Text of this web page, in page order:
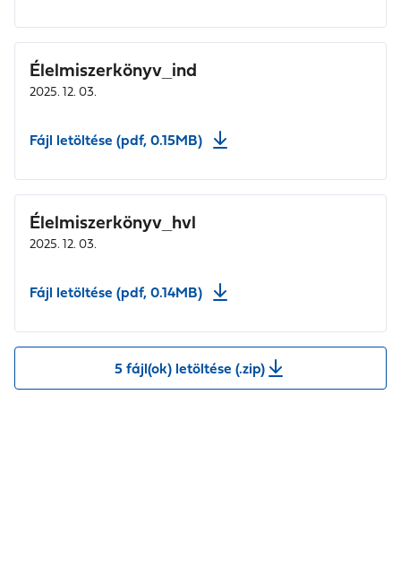
Élelmiszerkönyv_ind
2025. 12. 03.
Fájl letöltése (pdf, 0.15MB)
Élelmiszerkönyv_hvl
2025. 12. 03.
Fájl letöltése (pdf, 0.14MB)
5 fájl(ok) letöltése (.zip)